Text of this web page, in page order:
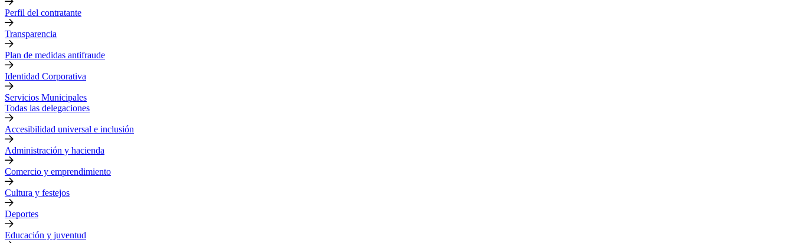
Perfil del contratante
Transparencia
Plan de medidas antifraude
Identidad Corporativa
Servicios Municipales
Todas las delegaciones
Accesibilidad universal e inclusión
Administración y hacienda
Comercio y emprendimiento
Cultura y festejos
Deportes
Educación y juventud